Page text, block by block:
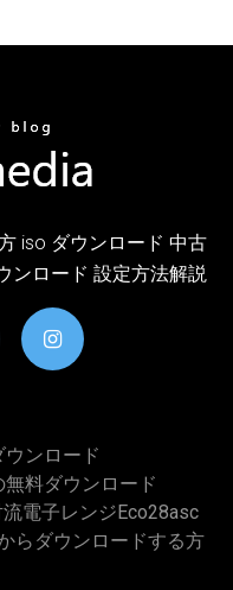
iso ダウンロード 中古
ンロード 設定方法解説
ンロード
料ダウンロード
電子レンジeco28asc
らダウンロードする方